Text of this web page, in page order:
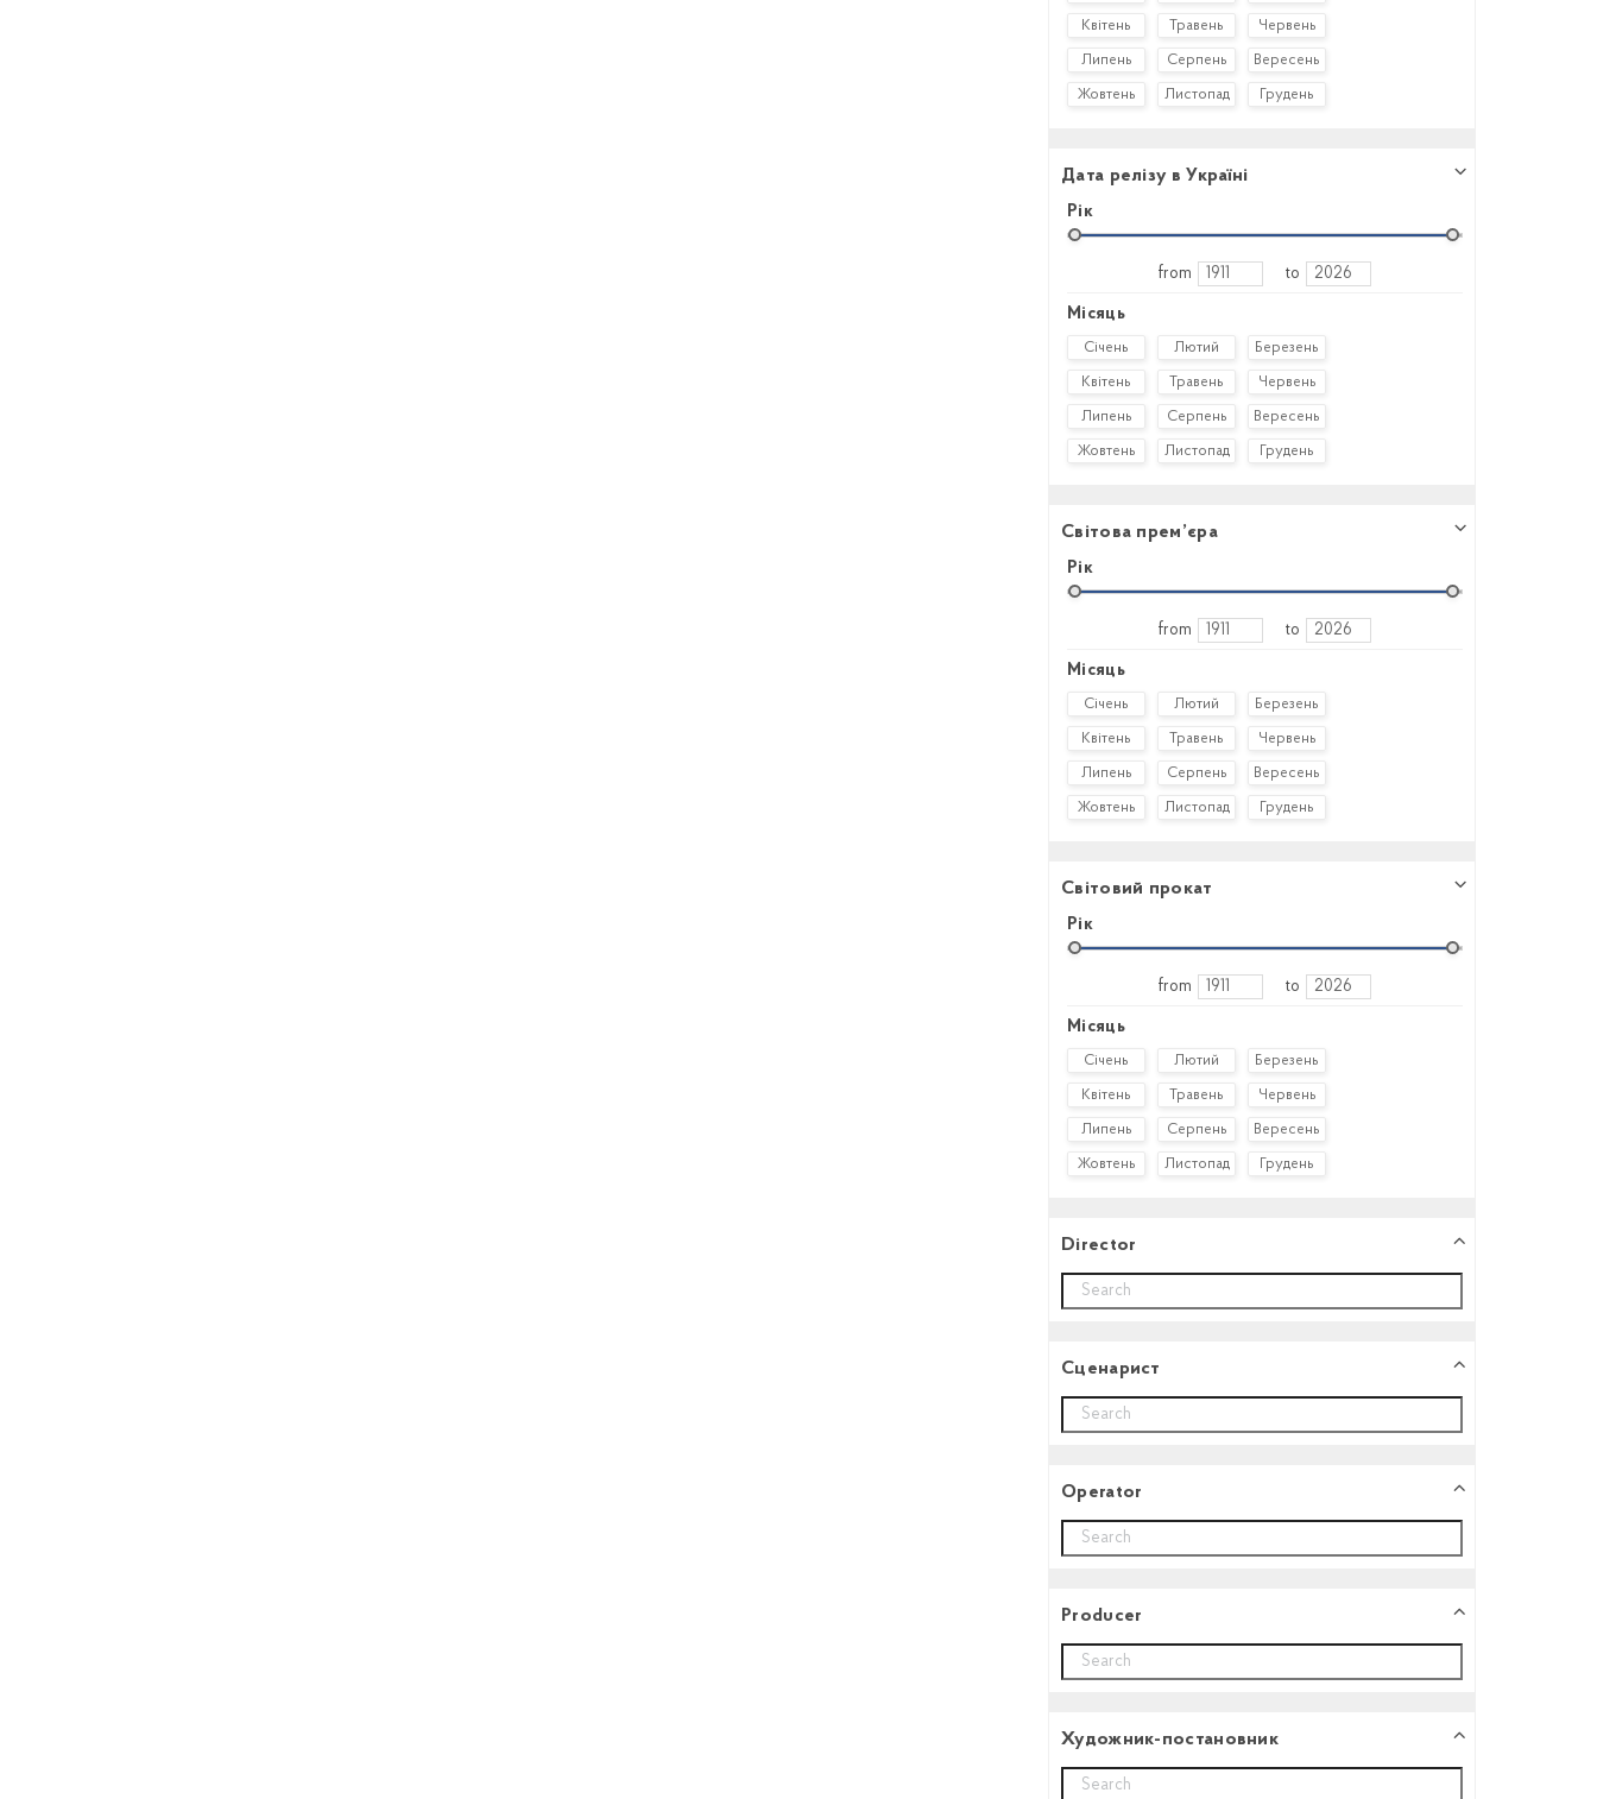
Квітень Травень Червень
Липень Серпень Вересень
Жовтень Листопад Грудень
Дата релізу в Україні
Рік
from to
Місяць
Січень Лютий Березень
Квітень Травень Червень
Липень Серпень Вересень
Жовтень Листопад Грудень
Світова прем’єра
Рік
from to
Місяць
Січень Лютий Березень
Квітень Травень Червень
Липень Серпень Вересень
Жовтень Листопад Грудень
Світовий прокат
Рік
from to
Місяць
Січень Лютий Березень
Квітень Травень Червень
Липень Серпень Вересень
Жовтень Листопад Грудень
Director
Сценарист
Operator
Producer
Художник-постановник